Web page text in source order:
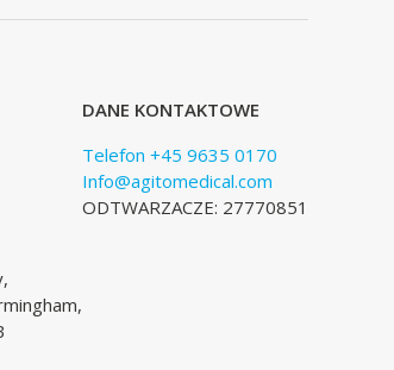
DANE KONTAKTOWE
Telefon +45 9635 0170
Info@agitomedical.com
ODTWARZACZE: 27770851